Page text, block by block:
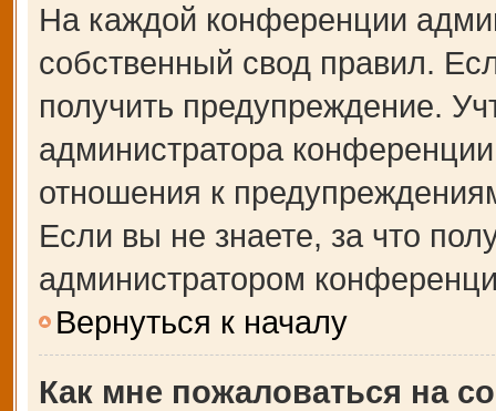
На каждой конференции
собственный свод правил.
получить предупреждение.
администратора
отношения к
Если вы не знаете, за что
администратором
Вернуться к началу
Как мне пожаловаться на